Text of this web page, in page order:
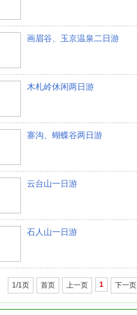
画眉谷、玉京温泉二日游
木札岭休闲两日游
寨沟、蝴蝶谷两日游
云台山一日游
石人山一日游
1/1页 首页 上一页 1 下一页